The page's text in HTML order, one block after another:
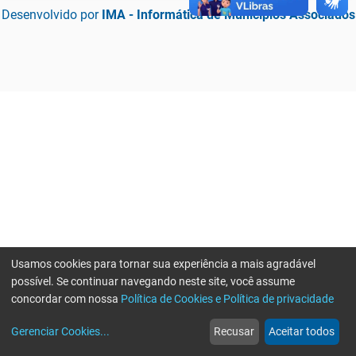
Desenvolvido por IMA - Informática de Municípios Associados
web
Notícias
more_horiz
Mais
Usamos cookies para tornar sua experiência a mais agradável
possível. Se continuar navegando neste site, você assume
concordar com nossa Política de Cookies e Política de privacidade
Gerenciar Cookies... Recusar Aceitar todos
Erro ao enviar informações, por favor tente novamente